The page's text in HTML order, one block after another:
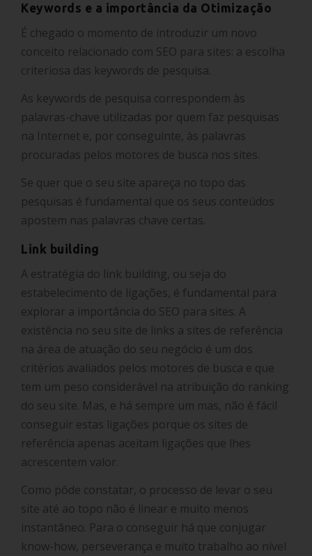
Keywords e a importância da Otimização
É chegado o momento de introduzir um novo
conceito relacionado com SEO para sites: a escolha
criteriosa das keywords de pesquisa.
As keywords de pesquisa correspondem às
palavras-chave utilizadas por quem faz pesquisas
na Internet e, por conseguinte, às palavras
procuradas pelos motores de busca nos sites.
Se quer que o seu site apareça no topo das
pesquisas é fundamental que os seus conteúdos
apostem nas palavras chave certas.
Link building
A estratégia do link building, ou seja do
estabelecimento de ligações, é fundamental para
explorar a importância do SEO para sites. A
existência no seu site de links a sites de referência
na área de atuação do seu negócio é um dos
critérios avaliados pelos motores de busca e que
tem um peso considerável na atribuição do ranking
do seu site. Mas, e há sempre um mas, não é fácil
conseguir estas ligações porque os sites de
referência apenas aceitam ligações que lhes
acrescentem valor.
Como pôde constatar, o processo de levar o seu
site até ao topo não é linear e muito menos
instantâneo. Para o conseguir há que conjugar
know-how, perseverança e muito trabalho ao nível